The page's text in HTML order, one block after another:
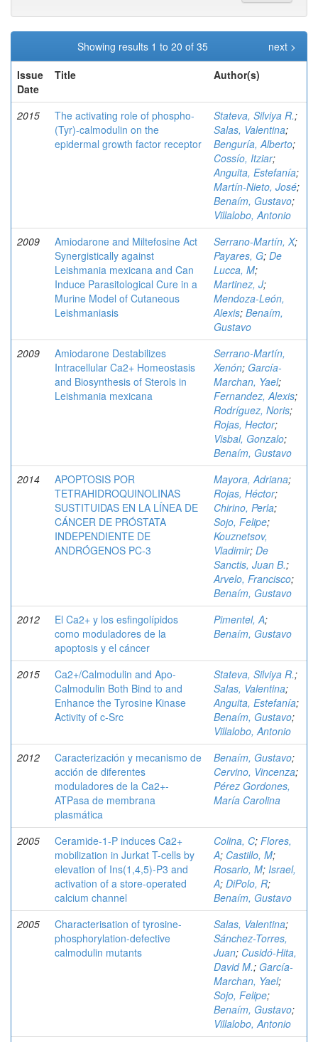
Showing results 1 to 20 of 35
next >
Issue
Date
Title Author(s)
2015
The activating role of phospho-
(Tyr)-calmodulin on the
epidermal growth factor receptor
Stateva, Silviya R.;
Salas, Valentina;
Benguría, Alberto;
Cossío, Itziar;
Anguita, Estefanía;
Martín-Nieto, José;
Benaím, Gustavo;
Villalobo, Antonio
2009
Amiodarone and Miltefosine Act
Synergistically against
Leishmania mexicana and Can
Induce Parasitological Cure in a
Murine Model of Cutaneous
Leishmaniasis
Serrano-Martín, X;
Payares, G; De
Lucca, M;
Martinez, J;
Mendoza-León,
Alexis; Benaím,
Gustavo
2009
Amiodarone Destabilizes
Intracellular Ca2+ Homeostasis
and Biosynthesis of Sterols in
Leishmania mexicana
Serrano-Martín,
Xenón; García-
Marchan, Yael;
Fernandez, Alexis;
Rodríguez, Noris;
Rojas, Hector;
Visbal, Gonzalo;
Benaím, Gustavo
2014
APOPTOSIS POR
TETRAHIDROQUINOLINAS
SUSTITUIDAS EN LA LÍNEA DE
CÁNCER DE PRÓSTATA
INDEPENDIENTE DE
ANDRÓGENOS PC-3
Mayora, Adriana;
Rojas, Héctor;
Chirino, Perla;
Sojo, Felipe;
Kouznetsov,
Vladimir; De
Sanctis, Juan B.;
Arvelo, Francisco;
Benaím, Gustavo
2012
El Ca2+ y los esfingolípidos
como moduladores de la
apoptosis y el cáncer
Pimentel, A;
Benaím, Gustavo
2015
Ca2+/Calmodulin and Apo-
Calmodulin Both Bind to and
Enhance the Tyrosine Kinase
Activity of c-Src
Stateva, Silviya R.;
Salas, Valentina;
Anguita, Estefanía;
Benaím, Gustavo;
Villalobo, Antonio
2012
Caracterización y mecanismo de
acción de diferentes
moduladores de la Ca2+-
ATPasa de membrana
plasmática
Benaím, Gustavo;
Cervino, Vincenza;
Pérez Gordones,
María Carolina
2005
Ceramide-1-P induces Ca2+
mobilization in Jurkat T-cells by
elevation of Ins(1,4,5)-P3 and
activation of a store-operated
calcium channel
Colina, C; Flores,
A; Castillo, M;
Rosario, M; Israel,
A; DiPolo, R;
Benaím, Gustavo
2005
Characterisation of tyrosine-
phosphorylation-defective
calmodulin mutants
Salas, Valentina;
Sánchez-Torres,
Juan; Cusidó-Hita,
David M.; García-
Marchan, Yael;
Sojo, Felipe;
Benaím, Gustavo;
Villalobo, Antonio